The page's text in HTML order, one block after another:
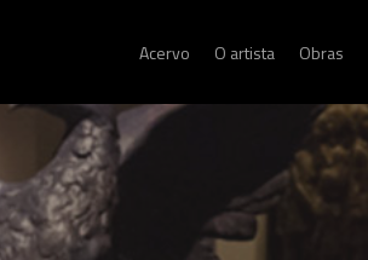
Acervo O artista Obras